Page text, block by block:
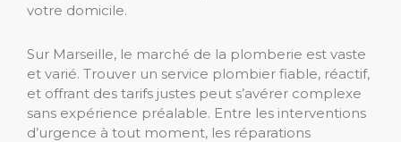
votre domicile.
Sur Marseille, le marché de la plomberie est vaste
et varié. Trouver un service plombier fiable, réactif,
et offrant des tarifs justes peut s’avérer complexe
sans expérience préalable. Entre les interventions
d’urgence à tout moment, les réparations